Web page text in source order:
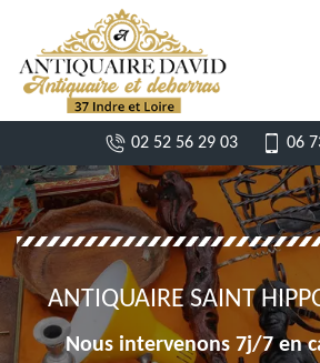
02 52 56 29 03 06
ANTIQUAIRE SAINT
Nous intervenons 7j/7 en